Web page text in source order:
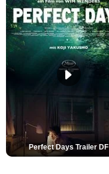
Perfect Days Trailer DF